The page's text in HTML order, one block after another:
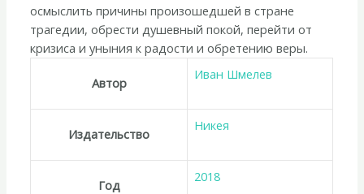
осмыслить причины произошедшей в стране
трагедии, обрести душевный покой, перейти от
кризиса и уныния к радости и обретению веры.
Автор
Иван Шмелев
Издательство
Никея
Год
2018